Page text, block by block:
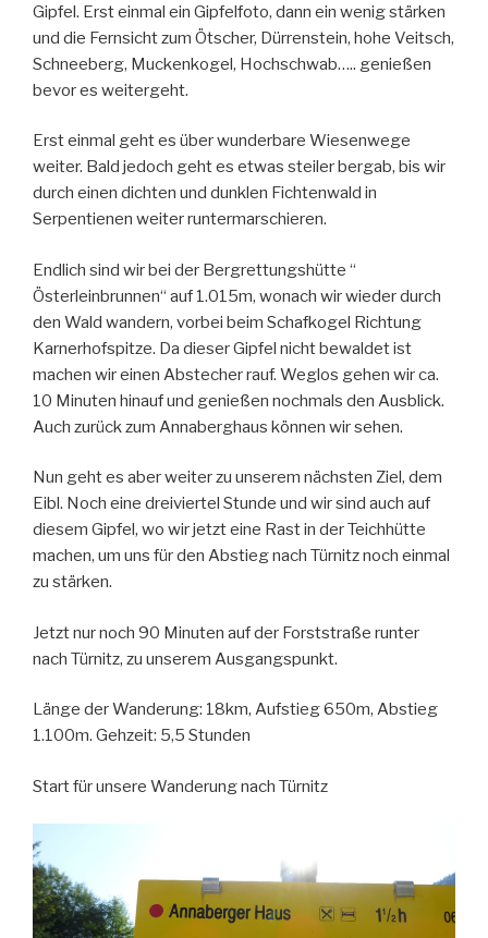
Gipfel. Erst einmal ein Gipfelfoto, dann ein wenig stärken
und die Fernsicht zum Ötscher, Dürrenstein, hohe Veitsch,
Schneeberg, Muckenkogel, Hochschwab….. genießen
bevor es weitergeht.
Erst einmal geht es über wunderbare Wiesenwege
weiter. Bald jedoch geht es etwas steiler bergab, bis wir
durch einen dichten und dunklen Fichtenwald in
Serpentienen weiter runtermarschieren.
Endlich sind wir bei der Bergrettungshütte “
Österleinbrunnen“ auf 1.015m, wonach wir wieder durch
den Wald wandern, vorbei beim Schafkogel Richtung
Karnerhofspitze. Da dieser Gipfel nicht bewaldet ist
machen wir einen Abstecher rauf. Weglos gehen wir ca.
10 Minuten hinauf und genießen nochmals den Ausblick.
Auch zurück zum Annaberghaus können wir sehen.
Nun geht es aber weiter zu unserem nächsten Ziel, dem
Eibl. Noch eine dreiviertel Stunde und wir sind auch auf
diesem Gipfel, wo wir jetzt eine Rast in der Teichhütte
machen, um uns für den Abstieg nach Türnitz noch einmal
zu stärken.
Jetzt nur noch 90 Minuten auf der Forststraße runter
nach Türnitz, zu unserem Ausgangspunkt.
Länge der Wanderung: 18km, Aufstieg 650m, Abstieg
1.100m. Gehzeit: 5,5 Stunden
Start für unsere Wanderung nach Türnitz